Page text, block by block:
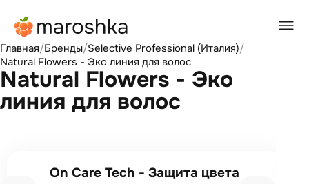
Главная/Бренды/Selective Professional (Италия)/
Natural Flowers - Эко линия для волос
Natural Flowers - Эко
линия для волос
On Care Tech - Защита цвета